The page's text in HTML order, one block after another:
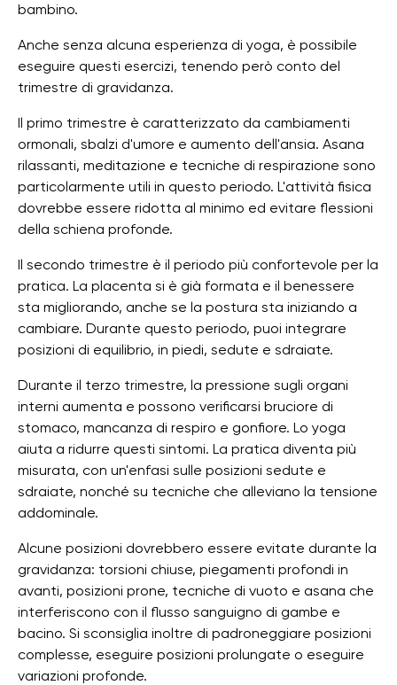
bambino.
Anche senza alcuna esperienza di yoga, è possibile
eseguire questi esercizi, tenendo però conto del
trimestre di gravidanza.
Il primo trimestre è caratterizzato da cambiamenti
ormonali, sbalzi d'umore e aumento dell'ansia. Asana
rilassanti, meditazione e tecniche di respirazione sono
particolarmente utili in questo periodo. L'attività fisica
dovrebbe essere ridotta al minimo ed evitare flessioni
della schiena profonde.
Il secondo trimestre è il periodo più confortevole per la
pratica. La placenta si è già formata e il benessere
sta migliorando, anche se la postura sta iniziando a
cambiare. Durante questo periodo, puoi integrare
posizioni di equilibrio, in piedi, sedute e sdraiate.
Durante il terzo trimestre, la pressione sugli organi
interni aumenta e possono verificarsi bruciore di
stomaco, mancanza di respiro e gonfiore. Lo yoga
aiuta a ridurre questi sintomi. La pratica diventa più
misurata, con un'enfasi sulle posizioni sedute e
sdraiate, nonché su tecniche che alleviano la tensione
addominale.
Alcune posizioni dovrebbero essere evitate durante la
gravidanza: torsioni chiuse, piegamenti profondi in
avanti, posizioni prone, tecniche di vuoto e asana che
interferiscono con il flusso sanguigno di gambe e
bacino. Si sconsiglia inoltre di padroneggiare posizioni
complesse, eseguire posizioni prolungate o eseguire
variazioni profonde.